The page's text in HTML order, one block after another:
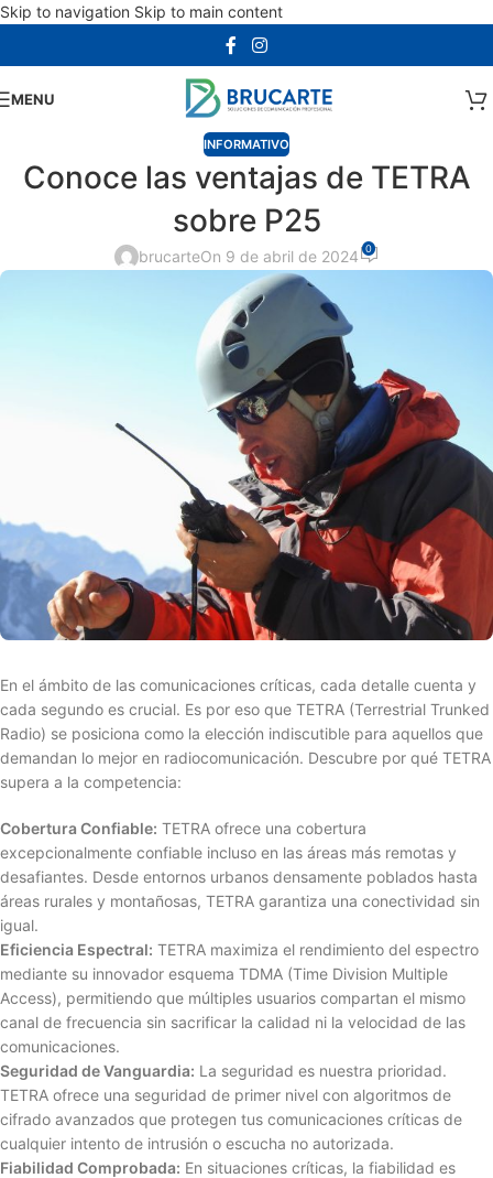
Skip to navigation Skip to main content
MENU
INFORMATIVO
Conoce las ventajas de TETRA
sobre P25
brucarteOn 9 de abril de 2024 0
En el ámbito de las comunicaciones críticas, cada detalle cuenta y
cada segundo es crucial. Es por eso que TETRA (Terrestrial Trunked
Radio) se posiciona como la elección indiscutible para aquellos que
demandan lo mejor en radiocomunicación. Descubre por qué TETRA
supera a la competencia:
Cobertura Confiable: TETRA ofrece una cobertura
excepcionalmente confiable incluso en las áreas más remotas y
desafiantes. Desde entornos urbanos densamente poblados hasta
áreas rurales y montañosas, TETRA garantiza una conectividad sin
igual.
Eficiencia Espectral: TETRA maximiza el rendimiento del espectro
mediante su innovador esquema TDMA (Time Division Multiple
Access), permitiendo que múltiples usuarios compartan el mismo
canal de frecuencia sin sacrificar la calidad ni la velocidad de las
comunicaciones.
Seguridad de Vanguardia: La seguridad es nuestra prioridad.
TETRA ofrece una seguridad de primer nivel con algoritmos de
cifrado avanzados que protegen tus comunicaciones críticas de
cualquier intento de intrusión o escucha no autorizada.
Fiabilidad Comprobada: En situaciones críticas, la fiabilidad es